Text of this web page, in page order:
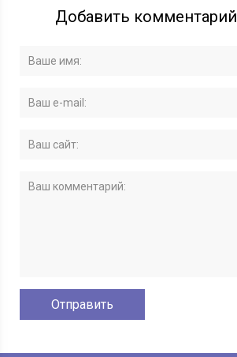
Добавить комментарий